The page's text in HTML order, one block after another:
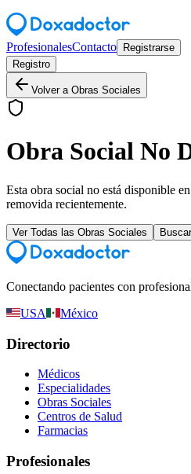
ProfesionalesContacto
Registrarse
Registro
Volver a Obras Sociales
Obra Social No
Esta obra social no está disponible
removida recientemente.
Ver Todas las Obras Sociales
Conectando pacientes con
USA
México
Directorio
Médicos
Especialidades
Obras Sociales
Centros de Salud
Farmacias
Profesionales